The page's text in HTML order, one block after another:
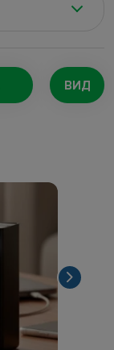
ВИД